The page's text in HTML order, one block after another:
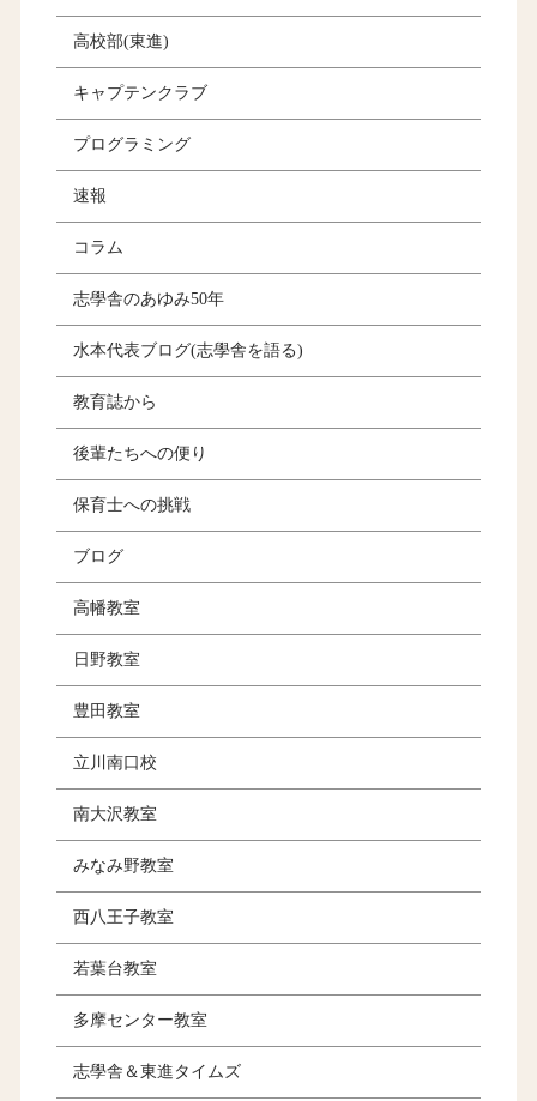
高校部(東進)
キャプテンクラブ
プログラミング
速報
コラム
志學舎のあゆみ50年
水本代表ブログ(志學舎を語る)
教育誌から
後輩たちへの便り
保育士への挑戦
ブログ
高幡教室
日野教室
豊田教室
立川南口校
南大沢教室
みなみ野教室
西八王子教室
若葉台教室
多摩センター教室
志學舎＆東進タイムズ